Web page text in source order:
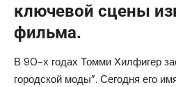
ключевой сцены
фильма.
В 90-х годах Томми Хилфигер
городской моды”. Сегодня его